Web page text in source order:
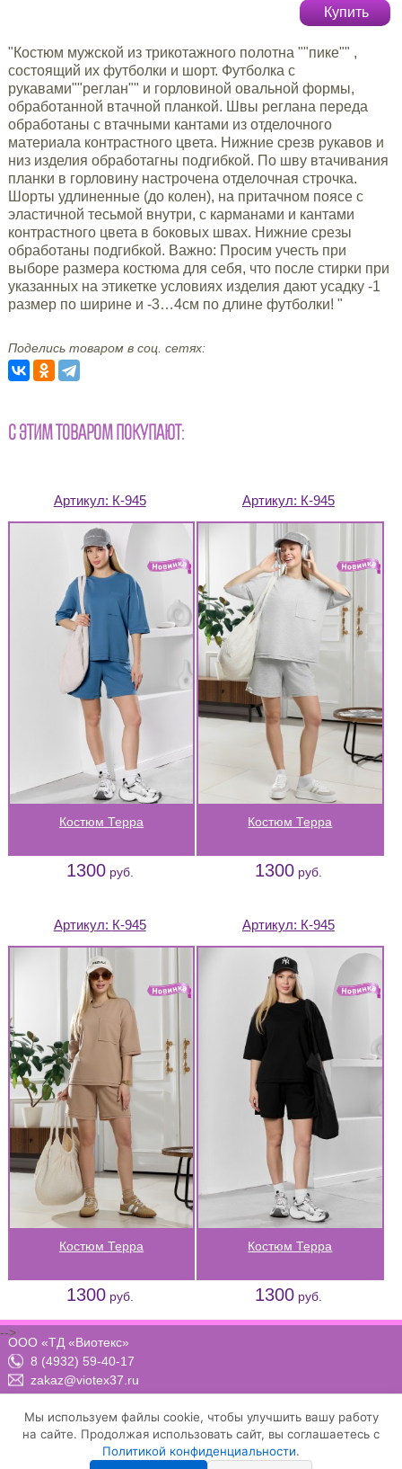
Купить
"Костюм мужской из трикотажного полотна ""пике"" ,
состоящий их футболки и шорт. Футболка с
рукавами""реглан"" и горловиной овальной формы,
обработанной втачной планкой. Швы реглана переда
обработаны с втачными кантами из отделочного
материала контрастного цвета. Нижние срезв рукавов и
низ изделия обработагны подгибкой. По шву втачивания
планки в горловину настрочена отделочная строчка.
Шорты удлиненные (до колен), на притачном поясе с
эластичной тесьмой внутри, с карманами и кантами
контрастного цвета в боковых швах. Нижние срезы
обработаны подгибкой. Важно: Просим учесть при
выборе размера костюма для себя, что после стирки при
указанных на этикетке условиях изделия дают усадку -1
размер по ширине и -3…4см по длине футболки! "
Поделись товаром в соц. сетях:
С ЭТИМ ТОВАРОМ ПОКУПАЮТ:
Артикул: К-945
Костюм Терра
1300руб.
Артикул: К-945
Костюм Терра
1300руб.
Артикул: К-945
Костюм Терра
1300руб.
Артикул: К-945
Костюм Терра
1300руб.
ООО «ТД «Виотекс»
8 (4932) 59-40-17
zakaz@viotex37.ru
Положение о конфиденциальности и защите персональных данных
-->
Мы используем файлы cookie, чтобы улучшить вашу работу
на сайте. Продолжая использовать сайт, вы соглашаетесь с
Политикой конфиденциальности.